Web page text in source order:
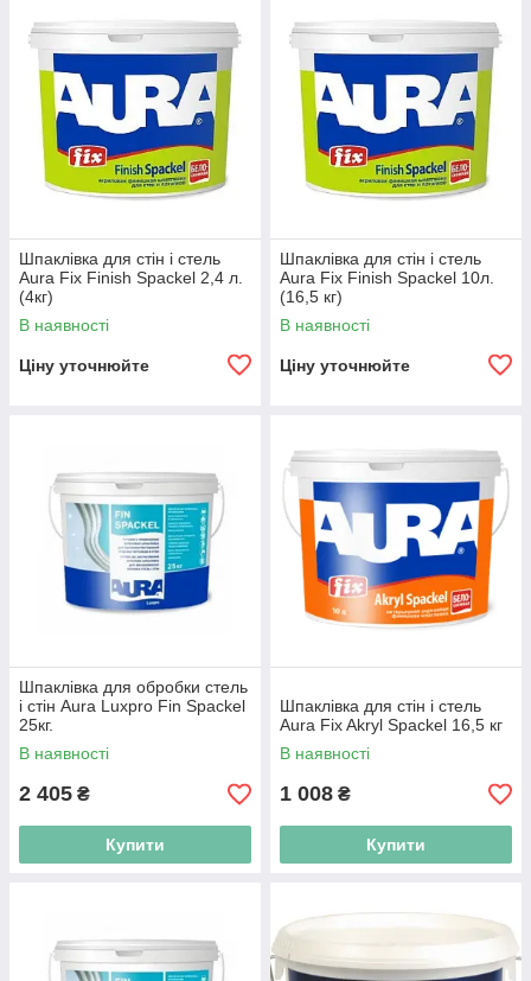
Шпаклівка для стін і стель
Aura Fix Finish Spackel 2,4 л.
(4кг)
В наявності
Ціну уточнюйте
Шпаклівка для стін і стель
Aura Fix Finish Spackel 10л.
(16,5 кг)
В наявності
Ціну уточнюйте
Шпаклівка для обробки стель
і стін Aura Luxpro Fin Spaсkel
25кг.
В наявності
2 405 ₴
Купити
Шпаклівка для стін і стель
Aura Fix Akryl Spaсkel 16,5 кг
В наявності
1 008 ₴
Купити